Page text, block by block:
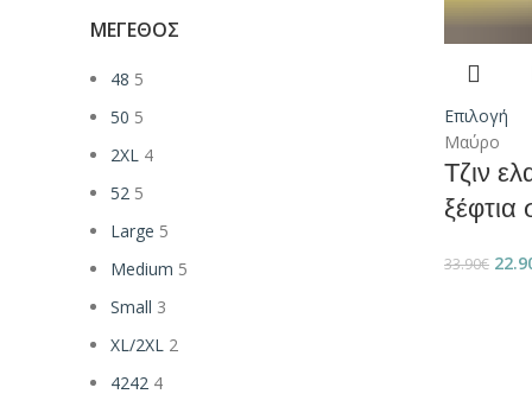
ΜΈΓΕΘΟΣ
48 5
50 5
2XL 4
52 5
Large 5
Medium 5
Small 3
XL/2XL 2
4242 4
Επιλογή
Μαύρο
Τζιν
33.90€